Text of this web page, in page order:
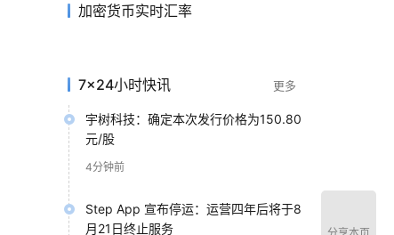
加密货币实时汇率
7×24小时快讯 更多
宇树科技：确定本次发行价格为150.80
元/股
4分钟前
Step App 宣布停运：运营四年后将于8
月21日终止服务